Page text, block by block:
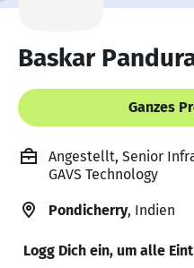
Baskar
Ganzes
Angestellt, Senior
GAVS Technology
Pondicherry, Indien
Logg Dich ein, um alle